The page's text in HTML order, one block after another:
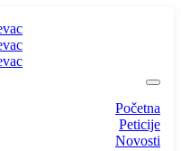
Početna
Peticije
Novosti